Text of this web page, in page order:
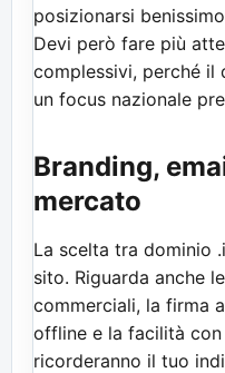
posizionarsi
Devi però fare più
complessivi, perché il
un focus nazionale
Branding,
mercato
La scelta tra dominio
sito. Riguarda anche
commerciali, la firma
offline e la facilità
ricorderanno il tuo